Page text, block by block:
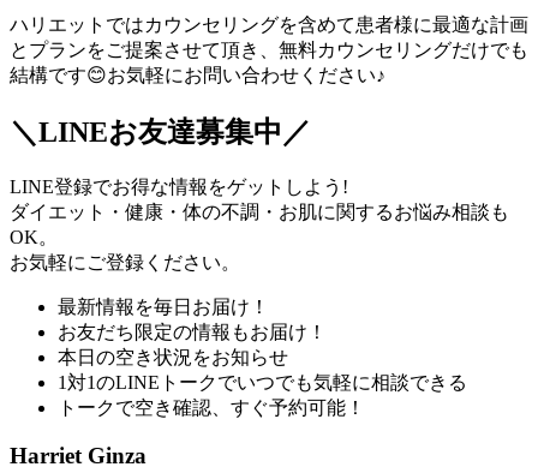
ハリエットではカウンセリングを含めて患者様に最適な計画
とプランをご提案させて頂き、無料カウンセリングだけでも
結構です😊お気軽にお問い合わせください♪
＼LINEお友達募集中／
LINE登録でお得な情報をゲットしよう!
ダイエット・健康・体の不調・お肌に関するお悩み相談も
OK。
お気軽にご登録ください。
最新情報を毎日お届け！
お友だち限定の情報もお届け！
本日の空き状況をお知らせ
1対1のLINEトークでいつでも気軽に相談できる
トークで空き確認、すぐ予約可能！
Harriet Ginza